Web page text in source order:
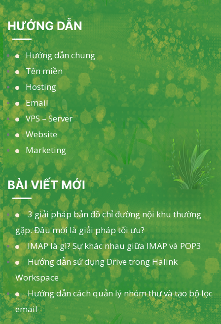
HƯỚNG DẪN
Hướng dẫn chung
Tên miền
Hosting
Email
VPS – Server
Website
Marketing
BÀI VIẾT MỚI
3 giải pháp bản đồ chỉ đường nội khu thường
gặp. Đâu mới là giải pháp tối ưu?
IMAP là gì? Sự khác nhau giữa IMAP và POP3
Hướng dẫn sử dụng Drive trong Halink
Workspace
Hướng dẫn cách quản lý nhóm thư và tạo bộ lọc
email